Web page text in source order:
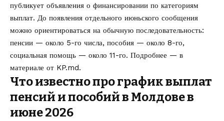
публикует объявления о финансировании по категориям
выплат. До появления отдельного июньского сообщения
можно ориентироваться на обычную последовательность:
пенсии — около 5-го числа, пособия — около 8-го,
социальная помощь — около 11-го. Подробнее — в
материале от KP.md.
Что известно про график выплат
пенсий и пособий в Молдове в
июне 2026